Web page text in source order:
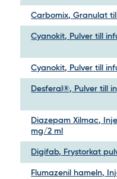
Carbomix, Granulat
Cyanokit, Pulver till
Cyanokit, Pulver till
Desferal®, Pulver till
Diazepam Xilmac,
mg/2 ml
Digifab, Frystorkat
Flumazenil hameln,